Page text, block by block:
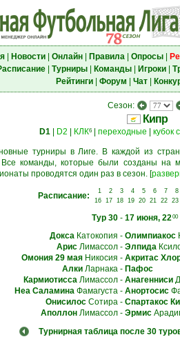
| Новости| Онлайн| Правила| Опросы|
| Турниры| Команды| Игроки|
Рейтинги| Форум Чат|
Сезон:
Кипр
D1 D2 КЛК6 переходные кубок
турниры в Лиге. В каждой из
команды, которые были созданы на
проводятся один раз в сезон. [
Расписание: 1 2 3 4 5 6 7
8
16
17 18 19 20 21 22 23
Тур 30- 17 июня, 2200
ДоксаКатокопия - Олимпиакос
АрисЛимассол- Элпида
Омония 29 маяНикосия - Акритас
АлкиЛарнака- Пафос
КармиотиссаЛимассол- Анагенниси
Неа СаламинаФамагуста- Анортосис
ОнисилосСотира- Спартакос
АполлонЛимассол- Эрмис
Турнирная таблица после 30